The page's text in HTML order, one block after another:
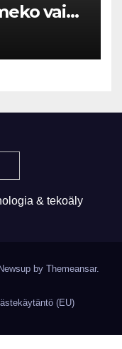
vain
& tekoäly
by Themeansar.
(EU)